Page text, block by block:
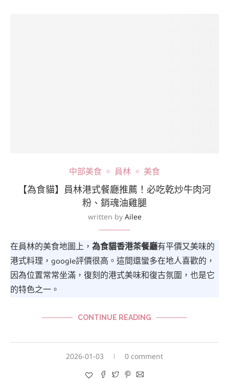
中部美食 員林 美食
【為食貓】員林港式餐廳推薦！必吃乾炒牛肉河
粉、銷魂油雞腿
written by Ailee
在員林的美食地圖上， 為食貓香港茶餐廳有平價又美味的
港式料理，google評價很高。這間還蠻多在地人喜歡的，
因為位置常常坐滿，復刻的港式美味和復古氛圍，也是它
的特色之一。
CONTINUE READING
2026-01-03 0 comment